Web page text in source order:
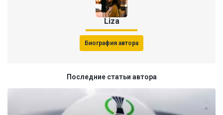
Liza
Биография автора
Последние статьи автора